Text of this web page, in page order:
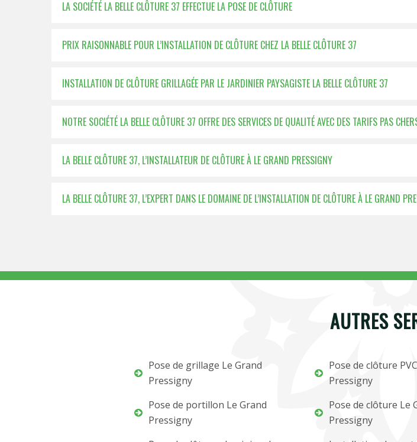
LA SOCIÉTÉ LA BELLE CLÔTURE 37 EFFECTUE LA POSE DE CLÔTURE
PRIX RAISONNABLE POUR L’INSTALLATION DE CLÔTURE CHEZ LA BELLE CLÔTURE 37
INSTALLATION DE CLÔTURE GRILLAGÉE PAR LE JARDINIER PAYSAGISTE LA BELLE CLÔTURE 37
NOTRE SOCIÉTÉ LA BELLE CLÔTURE 37 OFFRE DES SERVICES DE QUALITÉ AVEC DES TARIFS PAS
LA BELLE CLÔTURE 37, L’INSTALLATEUR DE CLÔTURE À LE GRAND PRESSIGNY
LA BELLE CLÔTURE 37, L’EXPERT DANS LE DOMAINE DE L’INSTALLATION DE CLÔTURE À LE GRAND
AUTRES
Pose de grillage Le Grand
Pressigny
Pose de portillon Le Grand
Pressigny
Pose de clôture
Pressigny
Pose de clôture Le
Pressigny